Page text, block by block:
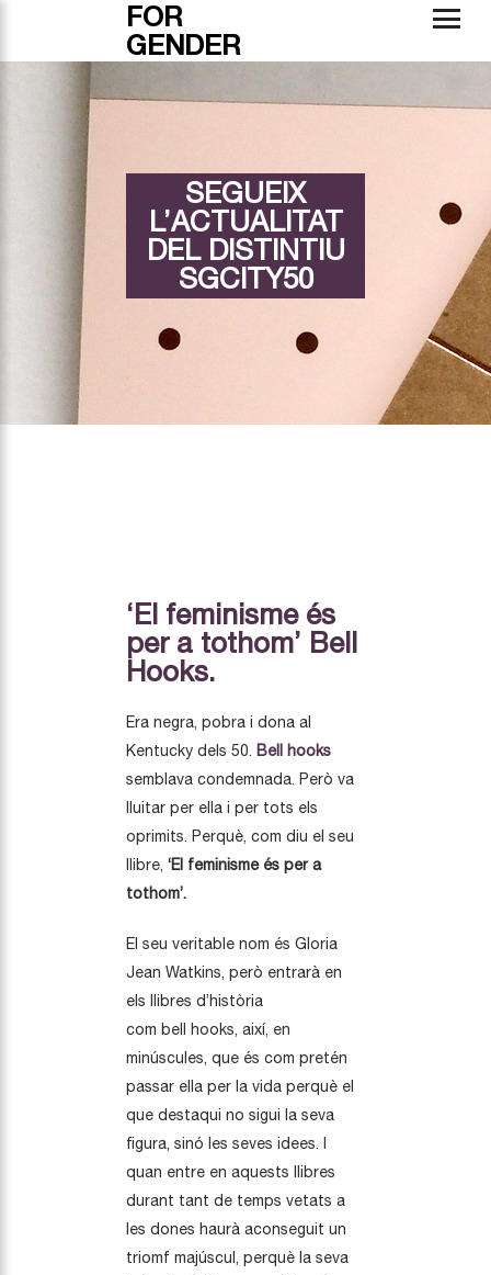
FOR
GENDER
SEGUEIX
L’ACTUALITAT
DEL DISTINTIU
SGCITY50
‘El feminisme és
per a tothom’ Bell
Hooks.
Era negra, pobra i dona al
Kentucky dels 50. Bell hooks
semblava condemnada. Però va
lluitar per ella i per tots els
oprimits. Perquè, com diu el seu
llibre, ‘El feminisme és per a
tothom’.
El seu veritable nom és Gloria
Jean Watkins, però entrarà en
els llibres d’història
com bell hooks, així, en
minúscules, que és com pretén
passar ella per la vida perquè el
que destaqui no sigui la seva
figura, sinó les seves idees. I
quan entre en aquests llibres
durant tant de temps vetats a
les dones haurà aconseguit un
triomf majúscul, perquè la seva